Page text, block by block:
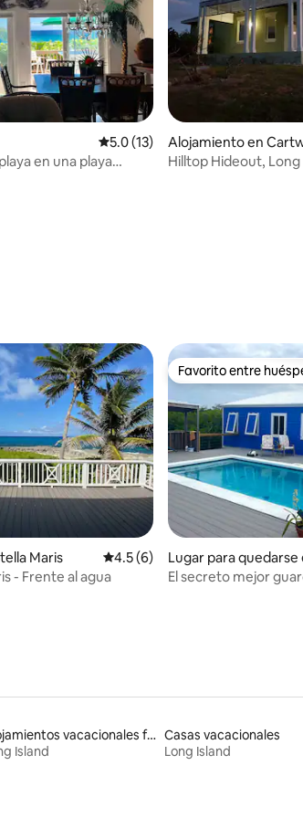
46 reseñas
Calificación promedio: 5.0 de 5,
5.0 (13)
en una playa
Alojamiento en
Hilltop Hideout, Long
5, 10 reseñas
Maris Calificación promedio: 4.5 de 5,
4.5 (6)
- Frente al agua
Favorito entre
Favorito entre
Lugar para quedarse
ve Bush Settlement
El secreto mejor
Alojamientos vacacionales frente a la playa
Island
Casas vacacionales
Long Island